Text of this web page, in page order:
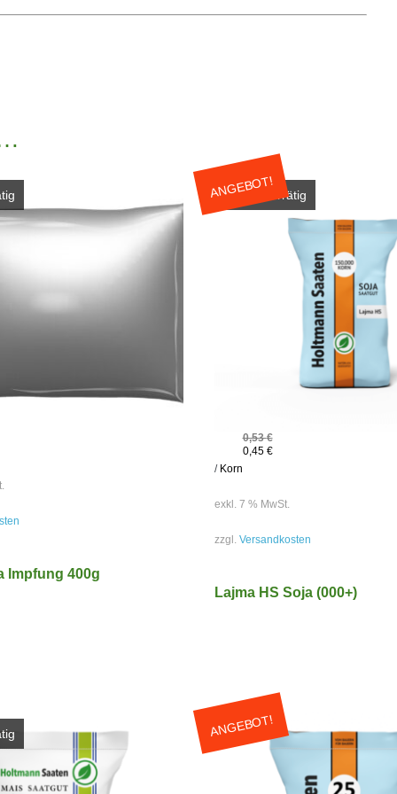
Impfung 400g
ANGEBOT!
Nicht vorrätig
0,53€
0,45 €
/ Korn
exkl. 7 % MwSt.
zzgl. Versandkosten
Lajma HS Soja (000+)
ANGEBOT!